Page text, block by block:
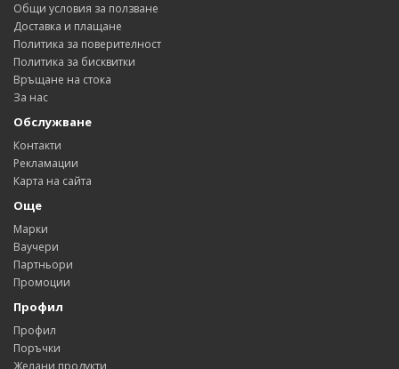
Общи условия за ползване
Доставка и плащане
Политика за поверителност
Политика за бисквитки
Връщане на стока
За нас
Обслужване
Контакти
Рекламации
Карта на сайта
Още
Марки
Ваучери
Партньори
Промоции
Профил
Профил
Поръчки
Желани продукти